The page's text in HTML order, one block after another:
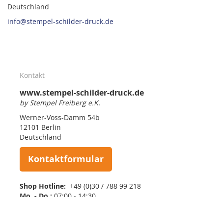
Deutschland
info@stempel-schilder-druck.de
Kontakt
www.stempel-schilder-druck.de
by Stempel Freiberg e.K.
Werner-Voss-Damm 54b
12101 Berlin
Deutschland
Kontaktformular
Shop Hotline: +49 (0)30 / 788 99 218